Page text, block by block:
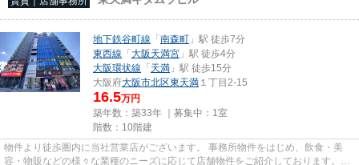
地下鉄谷町線 「南森町 」駅 徒歩7分
東西線 「大阪天満宮 」駅 徒歩4分
大阪環状線 「天満 」駅 徒歩15分
大阪府大阪市北区東天満 １丁目2-15
16.5万円
築年数：築33年 ｜募集中： 1室
階数：10階建
物件より徒歩圏内に当社営業店がございます。 事務所物件をはじめ、飲食・美
容・物販などの様々な業種のニーズに応じて店舗物件をご紹介しております。